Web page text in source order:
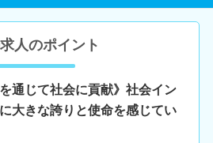
人のポイント
通じて社会に貢献》社会イン
大きな誇りと使命を感じてい